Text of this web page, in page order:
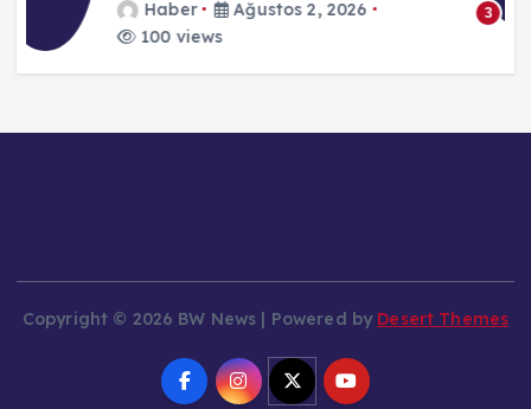
174 views